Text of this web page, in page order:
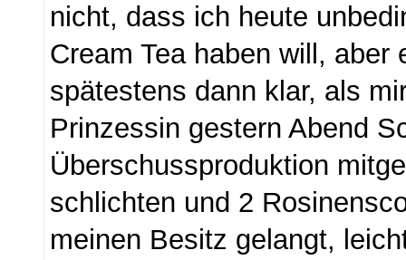
nicht, dass ich heute
Cream Tea haben will, aber
spätestens dann klar, als
Prinzessin gestern Abend
Überschussproduktion
schlichten und 2
meinen Besitz gelangt,